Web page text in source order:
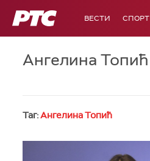
РТС ВЕСТИ СПОРТ
Ангелина Топић
Таг:Ангелина Топић